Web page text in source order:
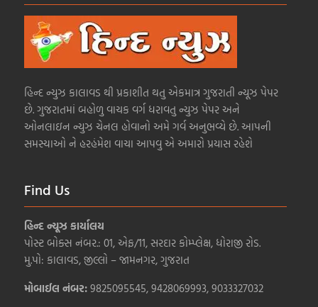
હિન્દ ન્યુઝ કાલાવડ થી પ્રકાશીત થતુ એકમાત્ર ગુજરાતી ન્યૂઝ પેપર
છે. ગુજરાતમાં બહોળુ વાચક વર્ગ ધરાવતુ ન્યુઝ પેપર અને
ઓનલાઇન ન્યુઝ ચેનલ હોવાનો અમે ગર્વ અનુભવ્યે છે. આપની
સમસ્યાઓ ને હરહંમેશ વાચા આપવુ એ અમારો પ્રયાસ રહેશે
Find Us
હિન્દ ન્યૂઝ કાર્યાલય
પોસ્ટ બોક્સ નંબર.: 01, એફ/11, સરદાર કોમ્પ્લેક્ષ, ધોરાજી રોડ.
મુ.પો: કાલાવડ, જીલ્લો – જામનગર, ગુજરાત
મોબાઈલ નંબર:9825095545, 9428069993, 9033327032